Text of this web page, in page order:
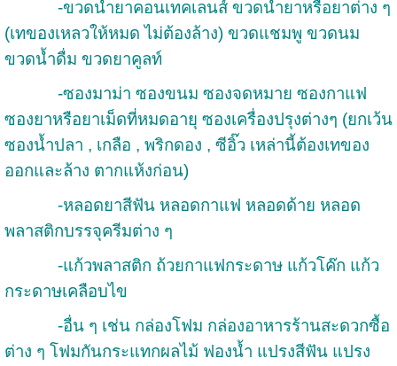
-ขวดน้ำยาคอนเทคเลนส์ ขวดน้ำยาหรือยาต่าง ๆ
(เทของเหลวให้หมด ไม่ต้องล้าง) ขวดแชมพู ขวดนม
ขวดน้ำดื่ม ขวดยาคูลท์
-ซองมาม่า ซองขนม ซองจดหมาย ซองกาแฟ
ซองยาหรือยาเม็ดที่หมดอายุ ซองเครื่องปรุงต่างๆ (ยกเว้น
ซองน้ำปลา , เกลือ , พริกดอง , ซีอิ๊ว เหล่านี้ต้องเทของ
ออกและล้าง ตากแห้งก่อน)
-หลอดยาสีฟัน หลอดกาแฟ หลอดด้าย หลอด
พลาสติกบรรจุครีมต่าง ๆ
-แก้วพลาสติก ถ้วยกาแฟกระดาษ แก้วโค๊ก แก้ว
กระดาษเคลือบไข
-อื่น ๆ เช่น กล่องโฟม กล่องอาหารร้านสะดวกซื้อ
ต่าง ๆ โฟมกันกระแทกผลไม้ ฟองน้ำ แปรงสีฟัน แปรง